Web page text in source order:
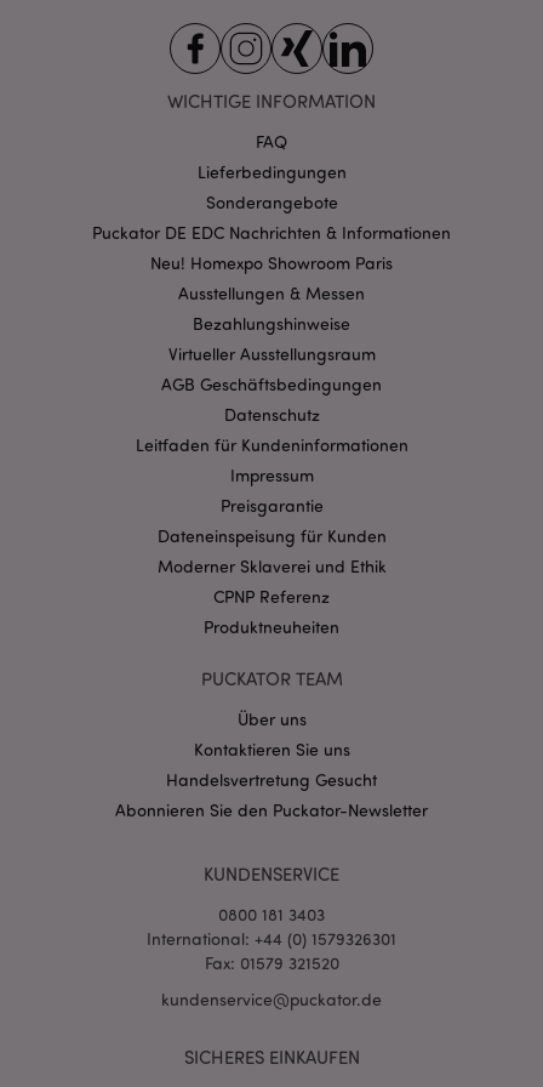
WICHTIGE INFORMATION
FAQ
Lieferbedingungen
Sonderangebote
Puckator DE EDC Nachrichten & Informationen
Neu! Homexpo Showroom Paris
Ausstellungen & Messen
Bezahlungshinweise
Virtueller Ausstellungsraum
AGB Geschäftsbedingungen
Datenschutz
Leitfaden für Kundeninformationen
Impressum
Preisgarantie
Dateneinspeisung für Kunden
Moderner Sklaverei und Ethik
CPNP Referenz
Produktneuheiten
PUCKATOR TEAM
Über uns
Kontaktieren Sie uns
Handelsvertretung Gesucht
Abonnieren Sie den Puckator-Newsletter
KUNDENSERVICE
0800 181 3403
International: +44 (0) 1579326301
Fax: 01579 321520
kundenservice@puckator.de
SICHERES EINKAUFEN
mage-cache-storage-section-
mage-messages
X-Magento-Vary
Datenschutzbestimmungen von Google